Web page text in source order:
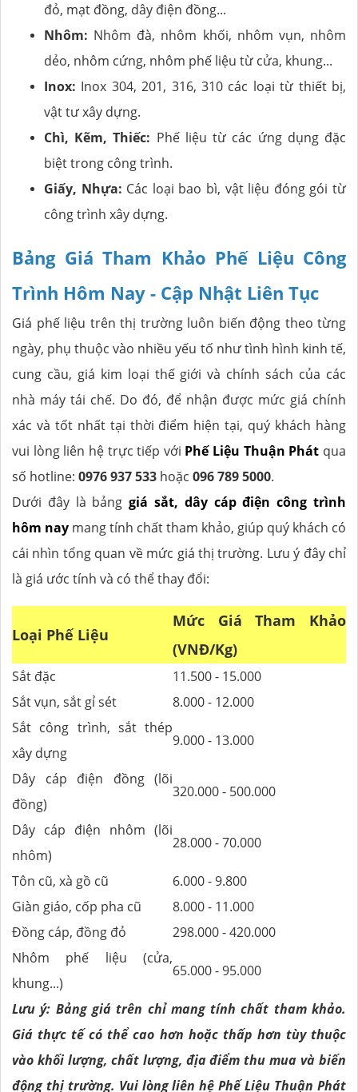
đỏ, mạt đồng, dây điện đồng...
Nhôm: Nhôm đà, nhôm khối, nhôm vụn, nhôm
dẻo, nhôm cứng, nhôm phế liệu từ cửa, khung...
Inox: Inox 304, 201, 316, 310 các loại từ thiết bị,
vật tư xây dựng.
Chì, Kẽm, Thiếc: Phế liệu từ các ứng dụng đặc
biệt trong công trình.
Giấy, Nhựa: Các loại bao bì, vật liệu đóng gói từ
công trình xây dựng.
Bảng Giá Tham Khảo Phế Liệu Công
Trình Hôm Nay - Cập Nhật Liên Tục
Giá phế liệu trên thị trường luôn biến động theo từng
ngày, phụ thuộc vào nhiều yếu tố như tình hình kinh tế,
cung cầu, giá kim loại thế giới và chính sách của các
nhà máy tái chế. Do đó, để nhận được mức giá chính
xác và tốt nhất tại thời điểm hiện tại, quý khách hàng
vui lòng liên hệ trực tiếp với Phế Liệu Thuận Phát qua
số hotline: 0976 937 533 hoặc 096 789 5000.
Dưới đây là bảnggiá sắt, dây cáp điện công trình
hôm nay mang tính chất tham khảo, giúp quý khách có
cái nhìn tổng quan về mức giá thị trường. Lưu ý đây chỉ
là giá ước tính và có thể thay đổi:
Loại Phế Liệu
Mức Giá Tham Khảo
(VNĐ/Kg)
Sắt đặc
11.500 - 15.000
Sắt vụn, sắt gỉ sét
8.000 - 12.000
Sắt công trình, sắt thép
xây dựng
9.000 - 13.000
Dây cáp điện đồng (lõi
đồng)
320.000 - 500.000
Dây cáp điện nhôm (lõi
nhôm)
28.000 - 70.000
Tôn cũ, xà gồ cũ
6.000 - 9.800
Giàn giáo, cốp pha cũ
8.000 - 11.000
Đồng cáp, đồng đỏ
298.000 - 420.000
Nhôm phế liệu (cửa,
khung...)
65.000 - 95.000
Lưu ý: Bảng giá trên chỉ mang tính chất tham khảo.
Giá thực tế có thể cao hơn hoặc thấp hơn tùy thuộc
vào khối lượng, chất lượng, địa điểm thu mua và biến
động thị trường. Vui lòng liên hệ Phế Liệu Thuận Phát